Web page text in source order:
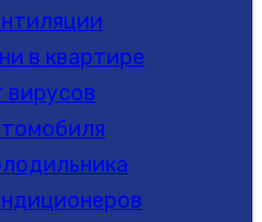
в квартире
вирусов